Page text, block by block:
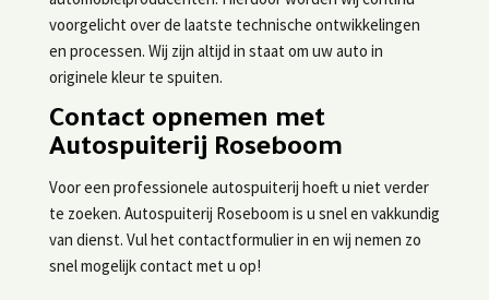
voorgelicht over de laatste technische ontwikkelingen
en processen. Wij zijn altijd in staat om uw auto in
originele kleur te spuiten.
Contact opnemen met
Autospuiterij Roseboom
Voor een professionele autospuiterij hoeft u niet verder
te zoeken. Autospuiterij Roseboom is u snel en vakkundig
van dienst. Vul het contactformulier in en wij nemen zo
snel mogelijk contact met u op!